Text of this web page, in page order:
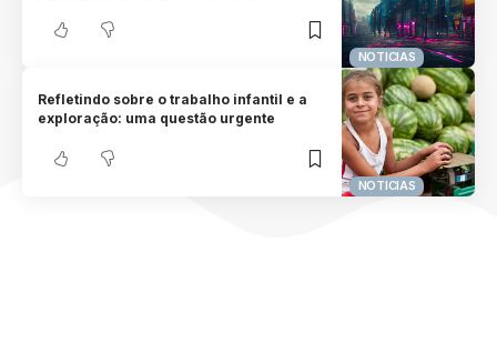
NOTICIAS
NOTICIAS
Refletindo sobre o trabalho infantil e a
exploração: uma questão urgente